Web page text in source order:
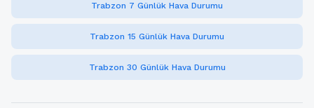
Trabzon 7 Günlük Hava Durumu
Trabzon 15 Günlük Hava Durumu
Trabzon 30 Günlük Hava Durumu